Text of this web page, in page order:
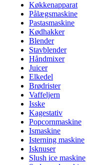
Køkkenapparat
Pålægsmaskine
Pastasmaskine
Kødhakker
Blender
Stavblender
Håndmixer
Juicer
Elkedel
Brødrister
Vaffeljern
Isske
Kagestativ
Popcornmaskine
Ismaskine
Isterning maskine
Isknuser
Slush ice maskine